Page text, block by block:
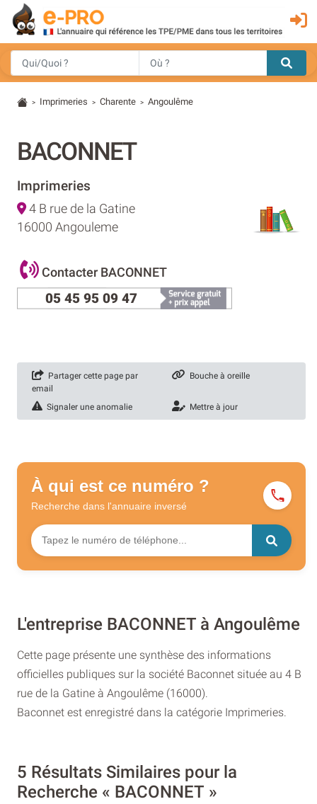
> Imprimeries > Charente > Angoulême
BACONNET
Imprimeries
4 B rue de la Gatine
16000 Angouleme
Contacter BACONNET
05 45 95 09 47
Partager cette page par
email
Bouche à oreille
Signaler une anomalie Mettre à jour
À qui est ce numéro ?
Recherche dans l'annuaire inversé
L'entreprise BACONNET à Angoulême
Cette page présente une synthèse des informations
officielles publiques sur la société Baconnet située au 4 B
rue de la Gatine à Angoulême (16000).
Baconnet est enregistré dans la catégorie Imprimeries.
5 Résultats Similaires pour la
Recherche « BACONNET »